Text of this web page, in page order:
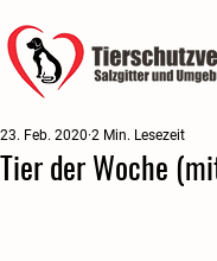
Tier der Woche
23. Feb. 2020 2 Min. Lesezeit